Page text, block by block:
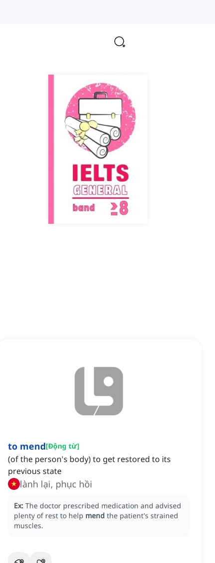
to mend[Động từ]
(of the person's body) to get restored to its
previous state
lành lại, phục hồi
Ex: The doctor prescribed medication and advised
plenty of rest to help mend the patient's strained
muscles.